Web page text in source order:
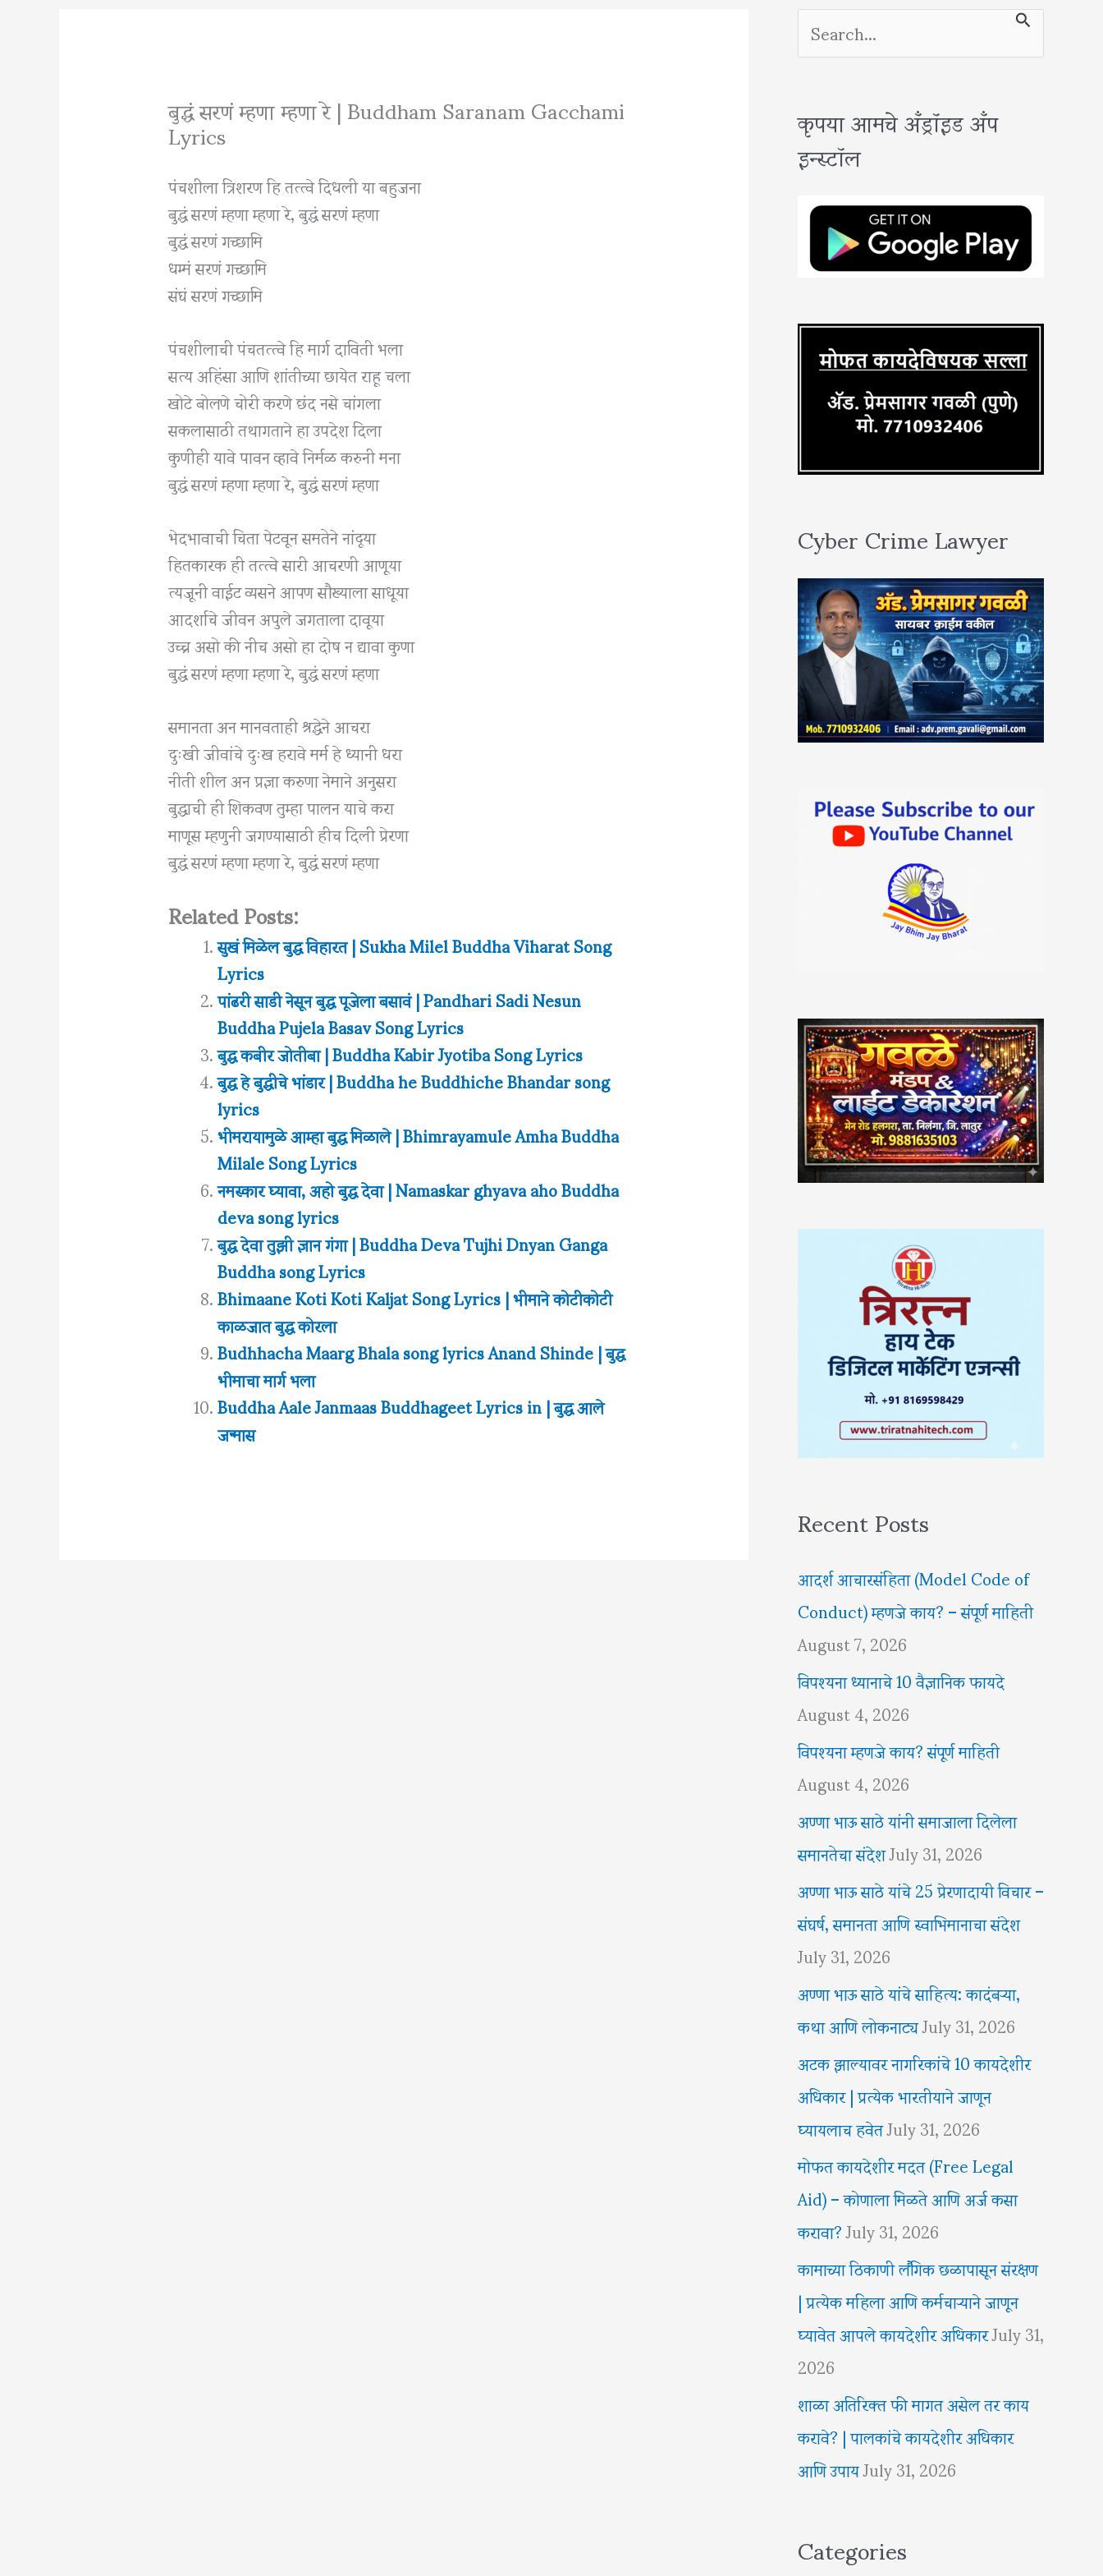
बुद्धं सरणं म्हणा म्हणा रे | Buddham Saranam Gacchami
Lyrics
पंचशीला त्रिशरण हि तत्त्वे दिधली या बहुजना
बुद्धं सरणं म्हणा म्हणा रे, बुद्धं सरणं म्हणा
बुद्धं सरणं गच्छामि
धम्मं सरणं गच्छामि
संघं सरणं गच्छामि
पंचशीलाची पंचतत्त्वे हि मार्ग दाविती भला
सत्य अहिंसा आणि शांतीच्या छायेत राहू चला
खोटे बोलणे चोरी करणे छंद नसे चांगला
सकलासाठी तथागताने हा उपदेश दिला
कुणीही यावे पावन व्हावे निर्मळ करुनी मना
बुद्धं सरणं म्हणा म्हणा रे, बुद्धं सरणं म्हणा
भेदभावाची चिता पेटवून समतेने नांदूया
हितकारक ही तत्त्वे सारी आचरणी आणूया
त्यजूनी वाईट व्यसने आपण सौख्याला साधूया
आदर्शाचे जीवन अपुले जगताला दावूया
उच्च असो की नीच असो हा दोष न द्यावा कुणा
बुद्धं सरणं म्हणा म्हणा रे, बुद्धं सरणं म्हणा
समानता अन मानवताही श्रद्धेने आचरा
दुःखी जीवांचे दुःख हरावे मर्म हे ध्यानी धरा
नीती शील अन प्रज्ञा करुणा नेमाने अनुसरा
बुद्धाची ही शिकवण तुम्हा पालन याचे करा
माणूस म्हणुनी जगण्यासाठी हीच दिली प्रेरणा
बुद्धं सरणं म्हणा म्हणा रे, बुद्धं सरणं म्हणा
Related Posts:
सुखं मिळेल बुद्ध विहारत | Sukha Milel Buddha Viharat Song
Lyrics
पांढरी साडी नेसून बुद्ध पूजेला बसावं | Pandhari Sadi Nesun
Buddha Pujela Basav Song Lyrics
बुद्ध कबीर जोतीबा | Buddha Kabir Jyotiba Song Lyrics
बुद्ध हे बुद्धीचे भांडार | Buddha he Buddhiche Bhandar song
lyrics
भीमरायामुळे आम्हा बुद्ध मिळाले | Bhimrayamule Amha Buddha
Milale Song Lyrics
नमस्कार घ्यावा, अहो बुद्ध देवा | Namaskar ghyava aho Buddha
deva song lyrics
बुद्ध देवा तुझी ज्ञान गंगा | Buddha Deva Tujhi Dnyan Ganga
Buddha song Lyrics
Bhimaane Koti Koti Kaljat Song Lyrics | भीमाने कोटीकोटी
काळजात बुद्ध कोरला
Budhhacha Maarg Bhala song lyrics Anand Shinde | बुद्ध
भीमाचा मार्ग भला
Buddha Aale Janmaas Buddhageet Lyrics in | बुद्ध आले
जन्मास
S
e
r
c
:
कृपया आमचे अँड्रॉइड अँप
इन्स्टॉल
Cyber Crime Lawyer
Recent Posts
आदर्श आचारसंहिता (Model Code of
Conduct) म्हणजे काय? – संपूर्ण माहिती
August 7, 2026
विपश्यना ध्यानाचे 10 वैज्ञानिक फायदे
August 4, 2026
विपश्यना म्हणजे काय? संपूर्ण माहिती
August 4, 2026
अण्णा भाऊ साठे यांनी समाजाला दिलेला
समानतेचा संदेशJuly 31, 2026
अण्णा भाऊ साठे यांचे 25 प्रेरणादायी विचार –
संघर्ष, समानता आणि स्वाभिमानाचा संदेश
July 31, 2026
अण्णा भाऊ साठे यांचे साहित्य: कादंबऱ्या,
कथा आणि लोकनाट्यJuly 31, 2026
अटक झाल्यावर नागरिकांचे 10 कायदेशीर
अधिकार | प्रत्येक भारतीयाने जाणून
घ्यायलाच हवेतJuly 31, 2026
मोफत कायदेशीर मदत (Free Legal
Aid) – कोणाला मिळते आणि अर्ज कसा
करावा?July 31, 2026
कामाच्या ठिकाणी लैंगिक छळापासून संरक्षण
| प्रत्येक महिला आणि कर्मचाऱ्याने जाणून
घ्यावेत आपले कायदेशीर अधिकारJuly 31,
2026
शाळा अतिरिक्त फी मागत असेल तर काय
करावे? | पालकांचे कायदेशीर अधिकार
आणि उपायJuly 31, 2026
Categories